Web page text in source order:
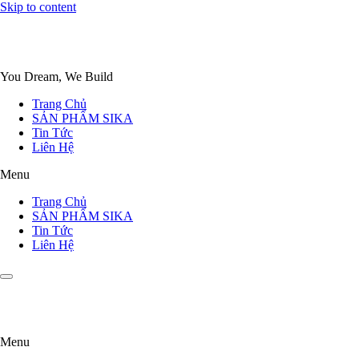
Skip to content
You Dream, We Build
Trang Chủ
SẢN PHẨM SIKA
Tin Tức
Liên Hệ
Menu
Trang Chủ
SẢN PHẨM SIKA
Tin Tức
Liên Hệ
Menu